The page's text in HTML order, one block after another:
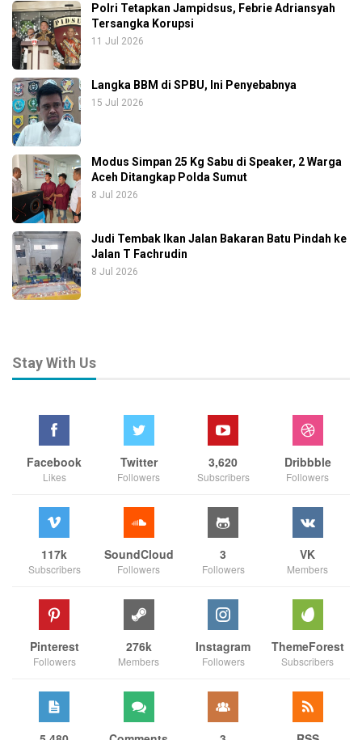
Polri Tetapkan Jampidsus, Febrie Adriansyah
Tersangka Korupsi
11 Jul 2026
Langka BBM di SPBU, Ini Penyebabnya
15 Jul 2026
Modus Simpan 25 Kg Sabu di Speaker, 2 Warga
Aceh Ditangkap Polda Sumut
8 Jul 2026
Judi Tembak Ikan Jalan Bakaran Batu Pindah ke
Jalan T Fachrudin
8 Jul 2026
Stay With Us
Facebook
Likes
Twitter
Followers
3,620
Subscribers
Dribbble
Followers
117k
Subscribers
SoundCloud
Followers
3
Followers
VK
Members
Pinterest
Followers
276k
Members
Instagram
Followers
ThemeForest
Subscribers